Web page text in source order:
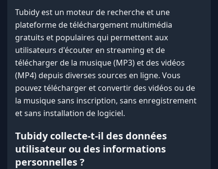
Tubidy est un moteur de recherche et une
plateforme de téléchargement multimédia
gratuits et populaires qui permettent aux
utilisateurs d'écouter en streaming et de
télécharger de la musique (MP3) et des vidéos
(MP4) depuis diverses sources en ligne. Vous
pouvez télécharger et convertir des vidéos ou de
la musique sans inscription, sans enregistrement
et sans installation de logiciel.
Tubidy collecte-t-il des données
utilisateur ou des informations
personnelles ?